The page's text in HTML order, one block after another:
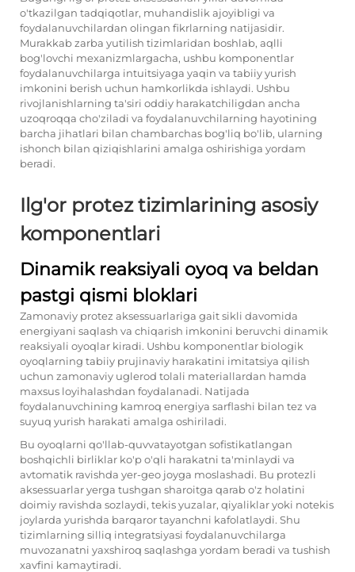
o'tkazilgan tadqiqotlar, muhandislik ajoyibligi va
foydalanuvchilardan olingan fikrlarning natijasidir.
Murakkab zarba yutilish tizimlaridan boshlab, aqlli
bog'lovchi mexanizmlargacha, ushbu komponentlar
foydalanuvchilarga intuitsiyaga yaqin va tabiiy yurish
imkonini berish uchun hamkorlikda ishlaydi. Ushbu
rivojlanishlarning ta'siri oddiy harakatchiligdan ancha
uzoqroqqa cho'ziladi va foydalanuvchilarning hayotining
barcha jihatlari bilan chambarchas bog'liq bo'lib, ularning
ishonch bilan qiziqishlarini amalga oshirishiga yordam
beradi.
Ilg'or protez tizimlarining asosiy
komponentlari
Dinamik reaksiyali oyoq va beldan
pastgi qismi bloklari
Zamonaviy protez aksessuarlariga gait sikli davomida
energiyani saqlash va chiqarish imkonini beruvchi dinamik
reaksiyali oyoqlar kiradi. Ushbu komponentlar biologik
oyoqlarning tabiiy prujinaviy harakatini imitatsiya qilish
uchun zamonaviy uglerod tolali materiallardan hamda
maxsus loyihalashdan foydalanadi. Natijada
foydalanuvchining kamroq energiya sarflashi bilan tez va
suyuq yurish harakati amalga oshiriladi.
Bu oyoqlarni qo'llab-quvvatayotgan sofistikatlangan
boshqichli birliklar ko'p o'qli harakatni ta'minlaydi va
avtomatik ravishda yer-geo joyga moslashadi. Bu protezli
aksessuarlar yerga tushgan sharoitga qarab o'z holatini
doimiy ravishda sozlaydi, tekis yuzalar, qiyaliklar yoki notekis
joylarda yurishda barqaror tayanchni kafolatlaydi. Shu
tizimlarning silliq integratsiyasi foydalanuvchilarga
muvozanatni yaxshiroq saqlashga yordam beradi va tushish
xavfini kamaytiradi.